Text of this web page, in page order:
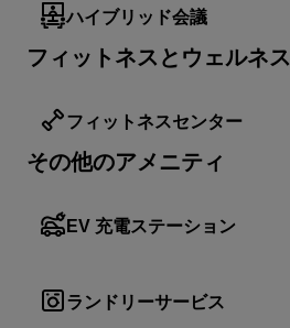
ハイブリッド会議
フィットネスとウェルネス
フィットネスセンター
その他のアメニティ
EV 充電ステーション
ランドリーサービス